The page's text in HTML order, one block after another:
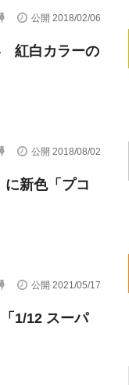
公開 2018/02/06
紅白カラーの
公開 2018/08/02
新色「プコ
公開 2021/05/17
1/12 スーパ